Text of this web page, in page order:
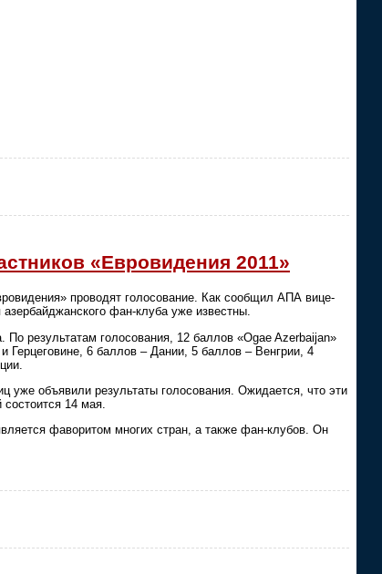
«Евровидения 2011»
проводят голосование. Как сообщил АПА вице-
фан-клуба уже известны.
результатам голосования, 12 баллов «Ogae Azerbaijan»
6 баллов – Дании, 5 баллов – Венгрии, 4
объявили результаты голосования. Ожидается, что эти
14 мая.
фаворитом многих стран, а также фан-клубов. Он